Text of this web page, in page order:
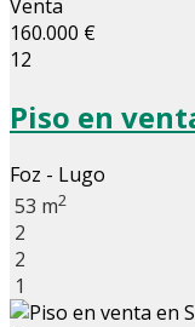
Venta
160.000 €
12
Piso en
Foz - Lugo
53 m2
2
2
1